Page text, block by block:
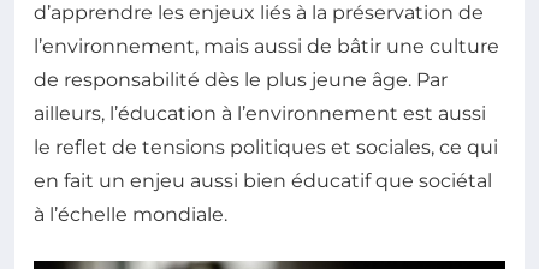
d’apprendre les enjeux liés à la préservation de
l’environnement, mais aussi de bâtir une culture
de responsabilité dès le plus jeune âge. Par
ailleurs, l’éducation à l’environnement est aussi
le reflet de tensions politiques et sociales, ce qui
en fait un enjeu aussi bien éducatif que sociétal
à l’échelle mondiale.